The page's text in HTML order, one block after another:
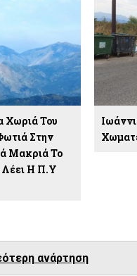
Χωριά Του
Στην
Μακριά Το
Η Π.Υ
ανάρτηση